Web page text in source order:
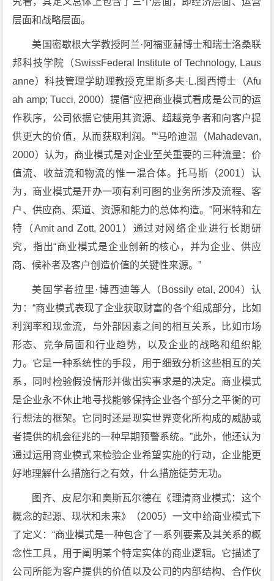
层面和战略层面。
美国密歇根大学教授阿兰·阿福亚赫博士和瑞士洛桑联
邦科技学院（SwissFederal Institute of Technology, Laus
anne）科技管理学助理教授克里斯多夫·L.图西博士（Afu
ah amp; Tucci, 2000）提倡“应把商业模式看成是公司的运
作秩序，公司依据它使用其资源、超越竞争者和向客户提
供更大的价值，从而获取利润。”“马哈迪温（Mahadevan,
2000）认为，商业模式是对企业至关重要的三种流量：价
值流、收益流和物流的惟一混合体。托马斯（2001）认
为，商业模式是开办一项有利可图的业务所涉及流程、客
户、供应商、渠道、资源和能力的总体构造。”阿米特和左
特（Amit and Zott, 2001）通过对网络企业进行长期研
究，指出“商业模式是企业创新的核心，并为企业、供应
商、候补者及客户创造价值的关键性来源。”
美国学者拉里·博西迪等人（Bossily etal, 2004）认
为：“商业模式表现了企业获取财富的各个组成部分，比如
利润率和现金流，与外部因素之间的相互关系，比如市场
形态、竞争局面和行业趋势，以及企业的战略和组织能
力。它是一种系统性的手段，用于细致分析这些相互的关
系，同时检验假设情形并做出实事求是的决定。商业模式
是企业永不休止地寻找能够保持企业各个部分之平衡的可
行想法的框架。它同时还是现实世界变化所构成的威胁或
者提供的机会征兆的一种早期预警系统。”此外，他还认为
通过运用商业模式来检验企业希望实施的行动，企业能更
好地理解什么措施行之有效，什么措施徒劳无功。
图齐、皮尼尔和奥斯瓦尔德在《理清商业模式：这个
概念的起源、现状和未来》（2005）一文中给商业模式下
了定义：“商业模式是一种包含了一系列要素及其关系的概
念性工具，用于阐明某个特定实体的商业逻辑。它描述了
公司所能为客户提供的价值以及公司的内部结构、合作伙